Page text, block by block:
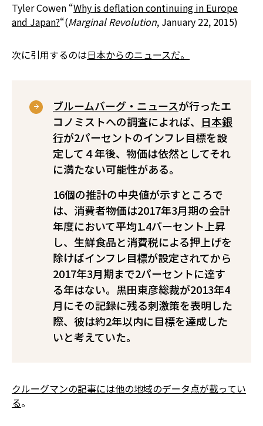
Tyler Cowen “Why is deflation continuing in Europe
and Japan?“(Marginal Revolution, January 22, 2015)
次に引用するのは日本からのニュースだ。
ブルームバーグ・ニュースが行ったエ
コノミストへの調査によれば、 日本銀
行が2パーセントのインフレ目標を設
定して４年後、物価は依然としてそれ
に満たない可能性がある。
16個の推計の中央値が示すところで
は、消費者物価は2017年3月期の会計
年度において平均1.4パーセント上昇
し、生鮮食品と消費税による押上げを
除けばインフレ目標が設定されてから
2017年3月期まで2パーセントに達す
る年はない。黒田東彦総裁が2013年4
月にその記録に残る刺激策を表明した
際、彼は約2年以内に目標を達成した
いと考えていた。
クルーグマンの記事には他の地域のデータ点が載ってい
る。